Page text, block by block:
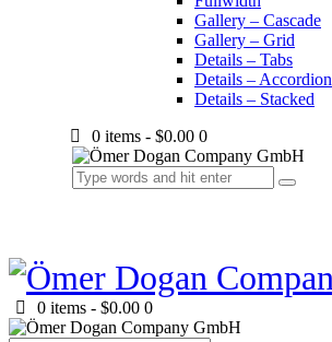
Gallery – Cascade
Gallery – Grid
Details – Tabs
Details – Accordion
Details – Stacked
0 items -$0.00 0
0 items -$0.00 0